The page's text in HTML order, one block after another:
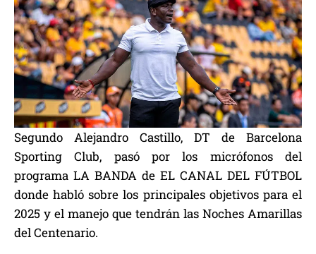
Segundo Alejandro Castillo, DT de Barcelona
Sporting Club, pasó por los micrófonos del
programa LA BANDA de EL CANAL DEL FÚTBOL
donde habló sobre los principales objetivos para el
2025 y el manejo que tendrán las Noches Amarillas
del Centenario.